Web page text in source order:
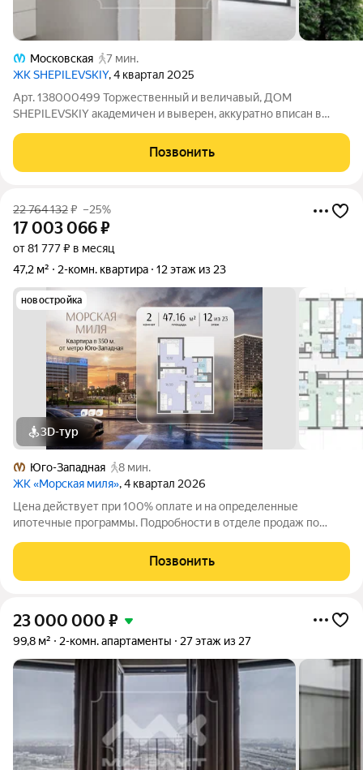
Московская
7 мин.
ЖК SHEPILEVSKIY, 4 квартал 2025
Арт. 138000499 Торжественный и величавый, ДОМ
SHEPILEVSKIY академичен и выверен, аккуратно вписан в
доминирующую, а скорее лидирующую позицию. Архитектура
SHEPILEVSKIY является переосмыслением
Позвонить
22 764 132₽ –25%
17 003 066₽
от 81 777 ₽ в месяц
47,2 м²
2-комн. квартира 12 этаж из 23
новостройка
3D-тур
Юго-Западная
8 мин.
ЖК «Морская миля», 4 квартал 2026
Цена действует при 100% оплате и на определенные
ипотечные программы. Подробности в отделе продаж по
миля» на 12 этаже. Общая площадь составляет 47.16 кв. м.
Квартира с чистовой отделкой. Жилой
Позвонить
23 000 000 ₽
99,8 м² 2-комн. апартаменты 27 этаж из 27